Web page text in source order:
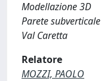
Modellazione 3D
Parete subverticale
Val Caretta
Relatore
MOZZI, PAOLO